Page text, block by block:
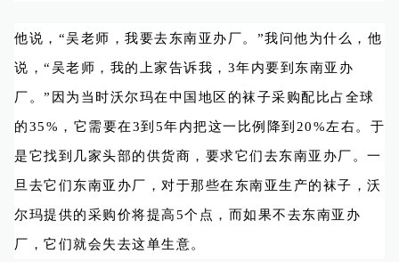
他说，“吴老师，我要去东南亚办厂。”我问他为什么，他
说，“吴老师，我的上家告诉我，3年内要到东南亚办
厂。”因为当时沃尔玛在中国地区的袜子采购配比占全球
的35%，它需要在3到5年内把这一比例降到20%左右。于
是它找到几家头部的供货商，要求它们去东南亚办厂。一
旦去它们东南亚办厂，对于那些在东南亚生产的袜子，沃
尔玛提供的采购价将提高5个点，而如果不去东南亚办
厂，它们就会失去这单生意。